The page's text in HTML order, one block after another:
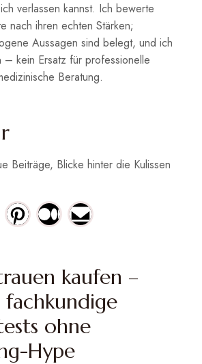
verlassen kannst. Ich bewerte
nach ihren echten Stärken;
Aussagen sind belegt, und ich
– kein Ersatz für professionelle
Beratung.
Beiträge, Blicke hinter die Kulissen
kaufen –
fachkundige
ohne
Hype